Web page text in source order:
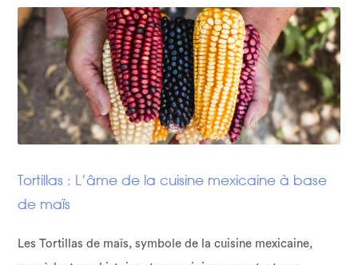
Tortillas : L’âme de la cuisine mexicaine à base
de maïs
Les Tortillas de maïs, symbole de la cuisine mexicaine,